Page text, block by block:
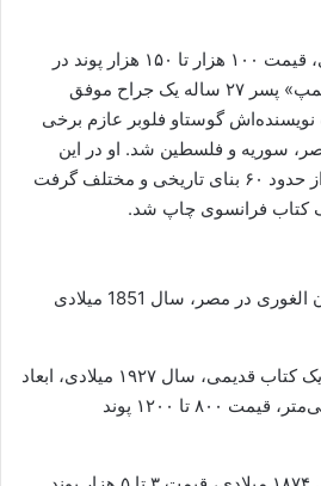
بیت المقدس، ۱۸۵۰ میلادی، قیمت ۱۰۰ هزار تا ۱۵۰ هزار پوند در
نوامبر ۱۸۴۹ «ماکسیم دو کمپ» پسر ۲۷ ساله یک جراح موفق
گوستاو فلوبر عازم برخی
سوریه و فلسطین شد. او در این
سفرها بیش از ۲۰۰ عکس از حدود ۶۰ بنای تاریخی و مختلف گرفت
در مصر، سال 1851 میلادی
عکسی از بیت‌المقدس در یک کتاب قدیمی، سال ۱۹۲۷ میلادی، ابعاد